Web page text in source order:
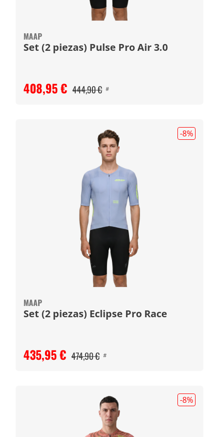
MAAP
Set (2 piezas) Pulse Pro Air 3.0
408,95 € 444,90 € #
-8%
MAAP
Set (2 piezas) Eclipse Pro Race
435,95 € 474,90 € #
-8%